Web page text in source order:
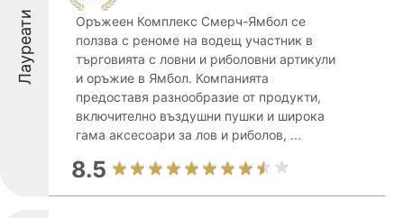
Лауреати
Оръжеен Комплекс Смерч-Ямбол се
ползва с реноме на водещ участник в
търговията с ловни и риболовни артикули
и оръжие в Ямбол. Компанията
предоставя разнообразие от продукти,
включително въздушни пушки и широка
гама аксесоари за лов и риболов, ...
8.5